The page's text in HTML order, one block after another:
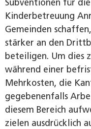
Subventionen für
Kinderbetreuung
Gemeinden
stärker an den
beteiligen. Um dies
während einer
Mehrkosten, die
gegebenenfalls
diesem Bereich
zielen ausdrücklich